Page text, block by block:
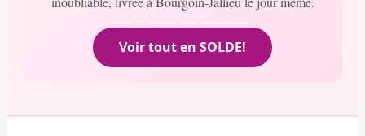
Voir tout en SOLDE!